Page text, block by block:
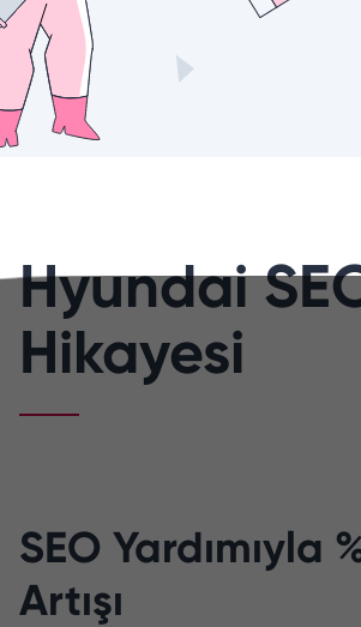
Hyundai
Hikayesi
SEO
Artışı